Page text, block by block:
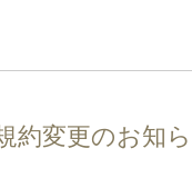
約変更のお知ら